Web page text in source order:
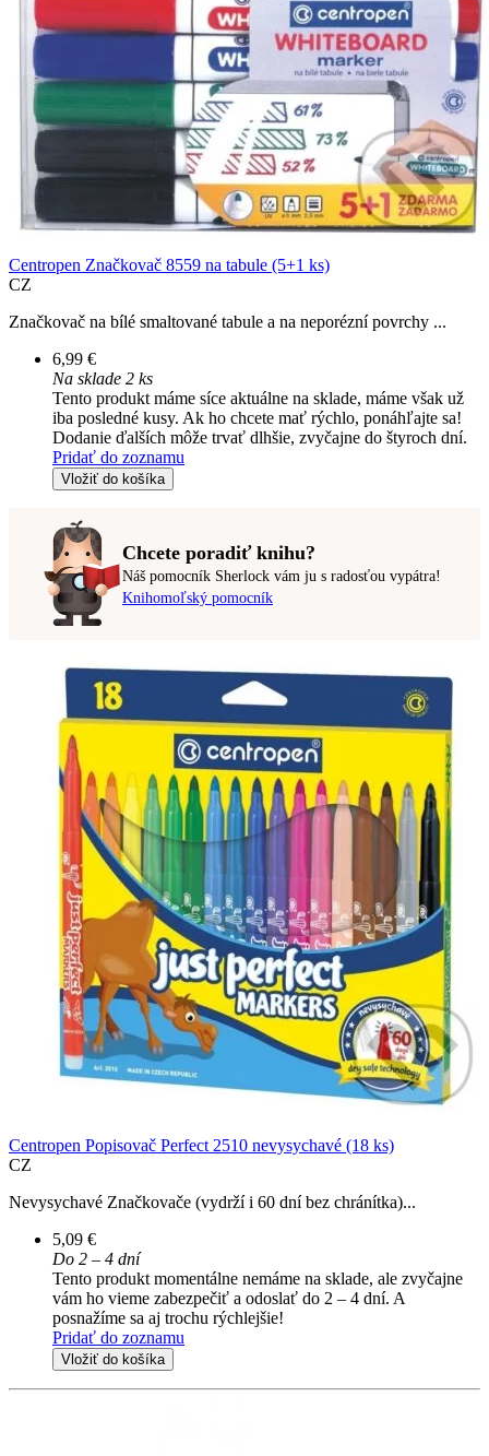
Centropen Značkovač 8559 na tabule (5+1 ks)
CZ
Značkovač na bílé smaltované tabule a na neporézní povrchy ...
6,99 €
Na sklade 2 ks
Tento produkt máme síce aktuálne na sklade, máme však už
iba posledné kusy. Ak ho chcete mať rýchlo, ponáhľajte sa!
Dodanie ďalších môže trvať dlhšie, zvyčajne do štyroch dní.
Pridať do zoznamu
Vložiť do košíka
Chcete poradiť knihu?
Náš pomocník Sherlock vám ju s radosťou vypátra!
Knihomoľský pomocník
Centropen Popisovač Perfect 2510 nevysychavé (18 ks)
CZ
Nevysychavé Značkovače (vydrží i 60 dní bez chránítka)...
5,09 €
Do 2 – 4 dní
Tento produkt momentálne nemáme na sklade, ale zvyčajne
vám ho vieme zabezpečiť a odoslať do 2 – 4 dní. A
posnažíme sa aj trochu rýchlejšie!
Pridať do zoznamu
Vložiť do košíka